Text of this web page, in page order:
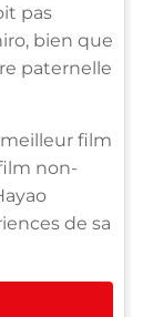
pas
bien que
paternelle
film
non-
de sa